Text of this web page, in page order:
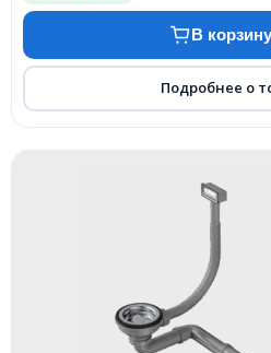
В корзину
Подробнее о